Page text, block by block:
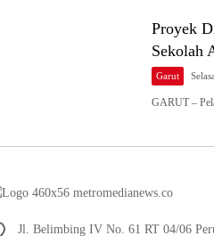
Proyek
Sekolah
Garut
GARUT –
Jl. Belimbing IV No. 61 RT 04/06